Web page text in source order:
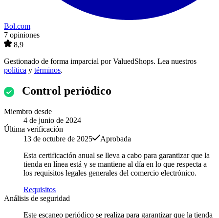
Bol.com
7 opiniones
8,9
Gestionado de forma imparcial porValuedShops. Lea nuestros
política y términos.
Control periódico
Miembro desde
4 de junio de 2024
Última verificación
13 de octubre de 2025
Aprobada
Esta certificación anual se lleva a cabo para garantizar que la
tienda en línea está y se mantiene al día en lo que respecta a
los requisitos legales generales del comercio electrónico.
Requisitos
Análisis de seguridad
Este escaneo periódico se realiza para garantizar que la tienda